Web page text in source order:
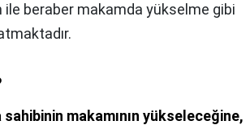
beraber makamda yükselme gibi
sahibinin makamının yükseleceğine,